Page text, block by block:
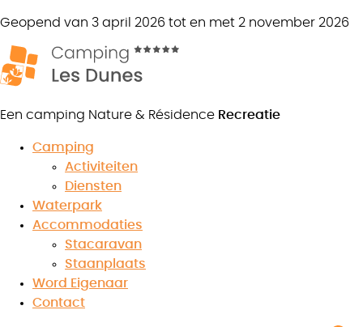
Geopend van 3 april 2026 tot en met 2 november 2026
Een camping Nature & Résidence Recreatie
Camping
Activiteiten
Diensten
Waterpark
Accommodaties
Stacaravan
Staanplaats
Word Eigenaar
Contact